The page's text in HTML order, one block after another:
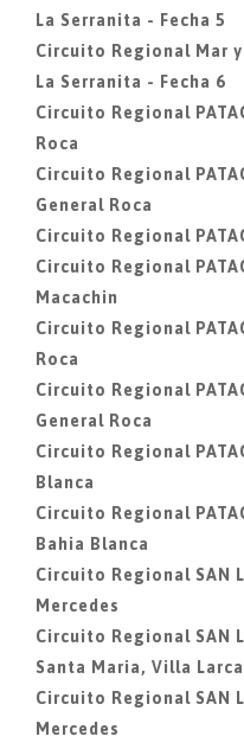
La Serranita - Fecha 5
Circuito Regional Mar
La Serranita - Fecha 6
Circuito Regional
Roca
Circuito Regional
General Roca
Circuito Regional
Circuito Regional
Macachin
Circuito Regional
Roca
Circuito Regional
General Roca
Circuito Regional
Blanca
Circuito Regional
Bahia Blanca
Circuito Regional SAN
Mercedes
Circuito Regional SAN
Santa Maria, Villa
Circuito Regional SAN
Mercedes